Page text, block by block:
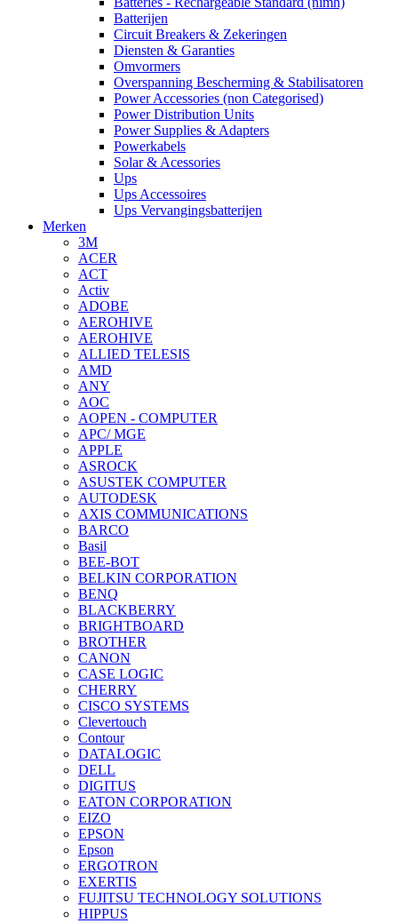
Batterijen
Circuit Breakers & Zekeringen
Diensten & Garanties
Omvormers
Overspanning Bescherming & Stabilisatoren
Power Accessories (non Categorised)
Power Distribution Units
Power Supplies & Adapters
Powerkabels
Solar & Acessories
Ups
Ups Accessoires
Ups Vervangingsbatterijen
Merken
3M
ACER
ACT
Activ
ADOBE
AEROHIVE
AEROHIVE
ALLIED TELESIS
AMD
ANY
AOC
AOPEN - COMPUTER
APC/ MGE
APPLE
ASROCK
ASUSTEK COMPUTER
AUTODESK
AXIS COMMUNICATIONS
BARCO
Basil
BEE-BOT
BELKIN CORPORATION
BENQ
BLACKBERRY
BRIGHTBOARD
BROTHER
CANON
CASE LOGIC
CHERRY
CISCO SYSTEMS
Clevertouch
Contour
DATALOGIC
DELL
DIGITUS
EATON CORPORATION
EIZO
EPSON
Epson
ERGOTRON
EXERTIS
FUJITSU TECHNOLOGY SOLUTIONS
HIPPUS